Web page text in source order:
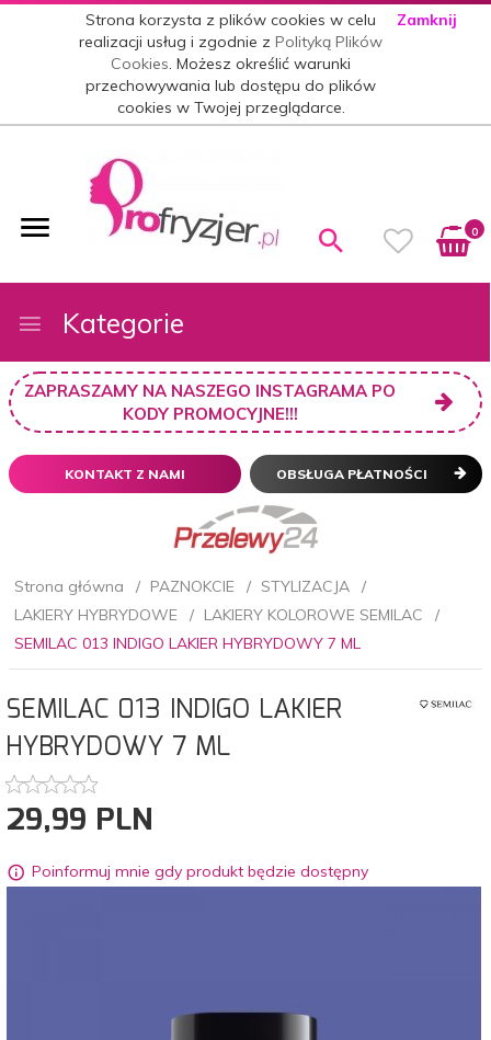
Strona korzysta z plików cookies w celu
realizacji usług i zgodnie zPolityką Plików
Cookies. Możesz określić warunki
przechowywania lub dostępu do plików
cookies w Twojej przeglądarce.
Zamknij
0
Kategorie
ZAPRASZAMY NA NASZEGO INSTAGRAMA PO
KODY PROMOCYJNE!!!
KONTAKT Z NAMI OBSŁUGA PŁATNOŚCI
Strona główna PAZNOKCIE
STYLIZACJA
LAKIERY HYBRYDOWE
LAKIERY KOLOROWE SEMILAC
SEMILAC 013 INDIGO LAKIER HYBRYDOWY 7 ML
SEMILAC 013 INDIGO LAKIER
HYBRYDOWY 7 ML
29,99 PLN
Poinformuj mnie gdy produkt będzie dostępny